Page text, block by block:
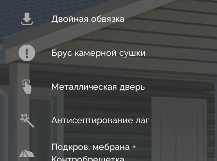
18
19
20
21
33
34
35
36
37
13
14
15
16
17
Двойная обвязка
Брус камерной сушки
Металлическая дверь
Антисептирование лаг
Подкров. мебрана +